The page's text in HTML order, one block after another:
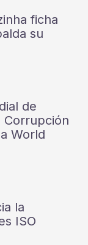
ficha
su
de
Corrupción
World
la
ISO